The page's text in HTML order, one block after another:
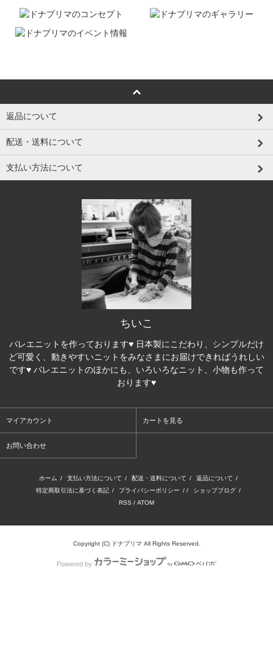
返品について
配送・送料について
支払い方法について
ちいこ
バレエニットを作っております♥ 日本製にこだわり、シンプルだけ
ど可愛く、動きやすいニットをみなさまにお届けできればうれしい
です♥ バレエニットのほかにも、いろいろなニット、小物も作って
おります♥
マイアカウント カートを見る
お問い合わせ
ホーム / 支払い方法について / 配送・送料について / 返品について /
特定商取引法に基づく表記 / プライバシーポリシー / / ショップブログ /
RSS / ATOM
Copyright (C) ドナプリマ All Rights Reserved.
Powered by